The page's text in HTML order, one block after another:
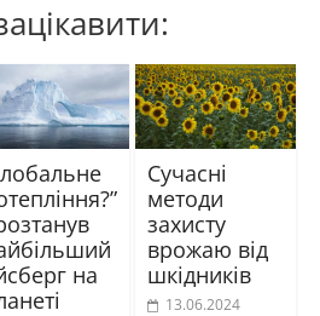
на
Сучасні
методи
захисту
врожаю від
шкідників
13.06.2024